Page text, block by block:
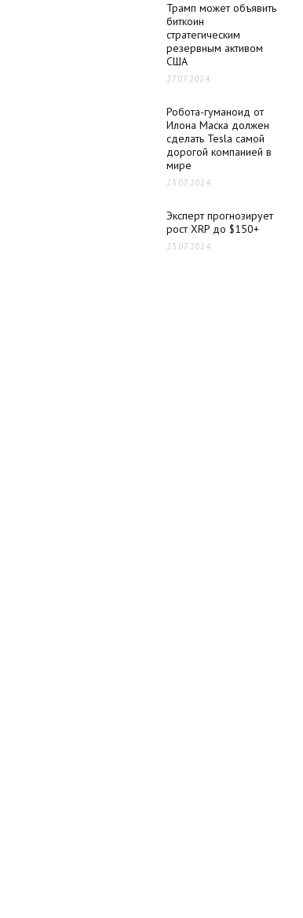
Трамп может объявить
биткоин
стратегическим
резервным активом
США
27.07.2024
Робота-гуманоид от
Илона Маска должен
сделать Tesla самой
дорогой компанией в
мире
23.07.2024
Эксперт прогнозирует
рост XRP до $150+
23.07.2024